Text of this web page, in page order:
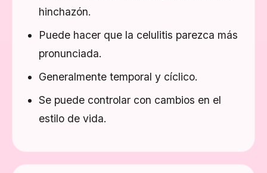
hinchazón.
Puede hacer que la celulitis parezca más
pronunciada.
Generalmente temporal y cíclico.
Se puede controlar con cambios en el
estilo de vida.